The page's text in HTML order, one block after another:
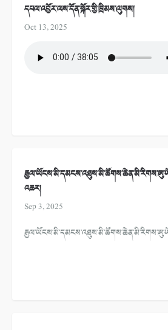
དཔལ་འབྱོར་ལས་དོན་སྐོར་གྱི་ཁྲིམས་ལུགས།
Oct 13, 2025
འཆར།
Sep 3, 2025